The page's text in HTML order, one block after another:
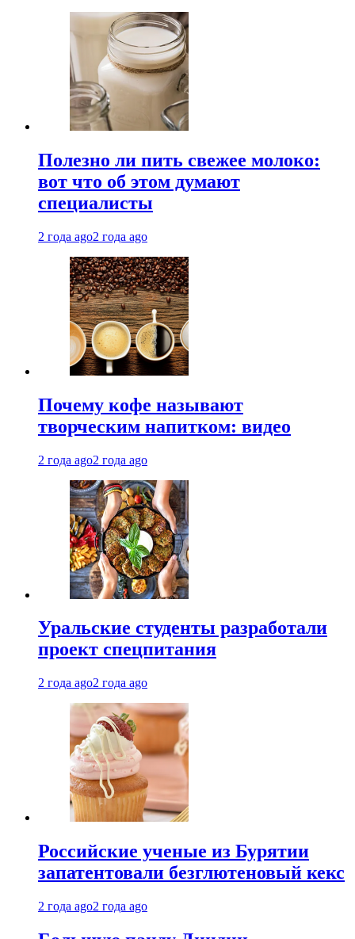
Полезно ли пить свежее молоко:
вот что об этом думают
специалисты
2 года ago2 года ago
Почему кофе называют
творческим напитком: видео
2 года ago2 года ago
Уральские студенты разработали
проект спецпитания
2 года ago2 года ago
Российские ученые из Бурятии
запатентовали безглютеновый кекс
2 года ago2 года ago